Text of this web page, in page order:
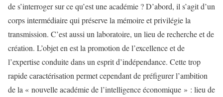
de s’interroger sur ce qu’est une académie ? D’abord, il s’agit d’un
corps intermédiaire qui préserve la mémoire et privilégie la
transmission. C’est aussi un laboratoire, un lieu de recherche et de
création. L’objet en est la promotion de l’excellence et de
l’expertise conduite dans un esprit d’indépendance. Cette trop
rapide caractérisation permet cependant de préfigurer l’ambition
de la « nouvelle académie de l’intelligence économique » : lieu de